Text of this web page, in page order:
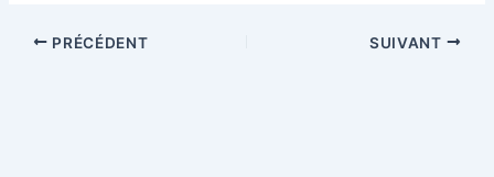
PRÉCÉDENT SUIVANT